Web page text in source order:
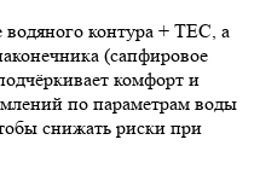
контура + TEC, а
(сапфировое
комфорт и
по параметрам воды
снижать риски при